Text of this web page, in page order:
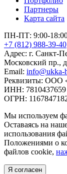
Партнеры
Карта сайта
ПН-ПТ: 9:00-
+7 (812) 988-39-40
Адрес: г. Санкт-
Московский пр.,
Email: info@ukka-
Реквизиты: ООО
ИНН: 7810437659
ОГРН:
Мы используем
Оставаясь на
использования
Положениями о
файлов cookie,
Я согласен